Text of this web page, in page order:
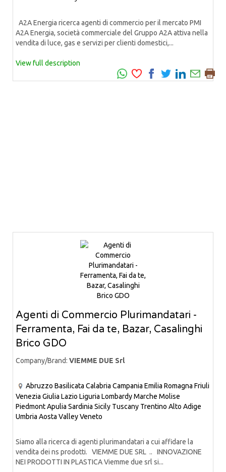
A2A Energia ricerca agenti di commercio per il mercato PMI
A2A Energia, società commerciale del Gruppo A2A attiva nella
vendita di luce, gas e servizi per clienti domestici,...
View full description
Agenti di Commercio Plurimandatari -
Ferramenta, Fai da te, Bazar, Casalinghi
Brico GDO
Company/Brand: VIEMME DUE Srl
Abruzzo Basilicata Calabria Campania Emilia Romagna Friuli
Venezia Giulia Lazio Liguria LombardyMarche Molise
PiedmontApulia Sardinia Sicily Tuscany Trentino Alto Adige
Umbria Aosta ValleyVeneto
Siamo alla ricerca di agenti plurimandatari a cui affidare la
vendita dei ns prodotti. VIEMME DUE SRL .. INNOVAZIONE
NEI PRODOTTI IN PLASTICA Viemme due srl si...